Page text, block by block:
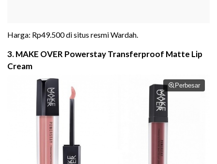
Harga: Rp49.500 di situs resmi Wardah.
3. MAKE OVER Powerstay Transferproof Matte Lip
Cream
Perbesar